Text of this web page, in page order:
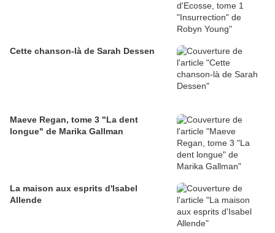
Cette chanson-là de Sarah Dessen
Maeve Regan, tome 3 "La dent
longue" de Marika Gallman
La maison aux esprits d'Isabel
Allende